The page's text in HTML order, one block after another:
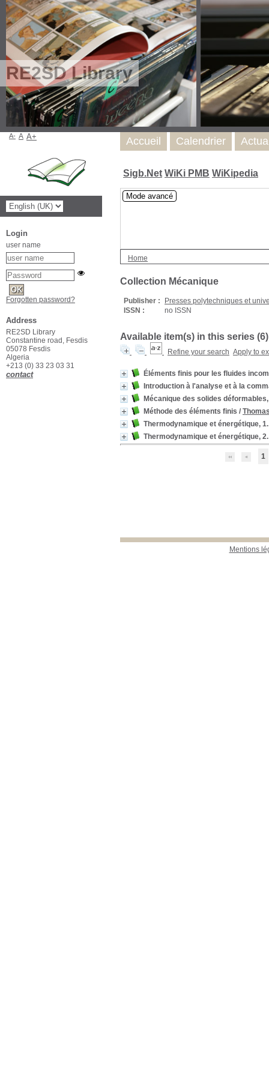
RE2SD Library
Sigb.Net WiKi PMB WiKipedia
Mode avancé
Home
Collection Mécanique
Publisher :
Presses polytechniques et
ISSN :
no ISSN
Available item(s) in this series (6)
Refine your search Apply to
Éléments finis pour les fluides
Introduction à l'analyse et à la
Mécanique des solides
Méthode des éléments finis /
Thermodynamique et énergétique,
Thermodynamique et énergétique,
1
Mentions
Accueil Calendrier
A- A A+
Login
user name
Forgotten password?
Address
RE2SD Library
Constantine road, Fesdis
05078 Fesdis
Algeria
+213 (0) 33 23 03 31
contact